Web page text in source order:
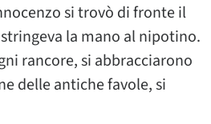
si trovò di fronte il
la mano al nipotino.
rancore, si abbracciarono
delle antiche favole, si